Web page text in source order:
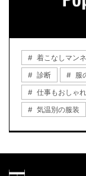
着こなしマン
診断
服
仕事もおしゃ
気温別の服装